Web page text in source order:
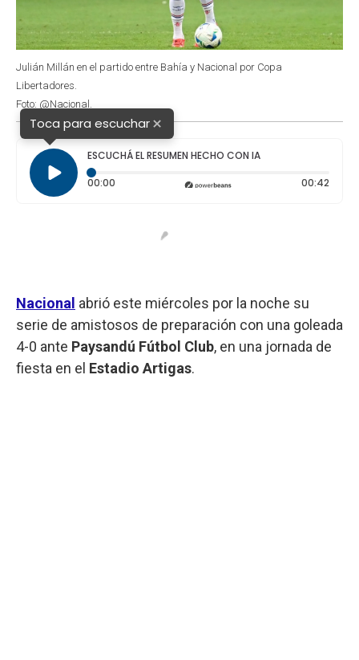
Julián Millán en el partido entre Bahía y Nacional por Copa
Libertadores.
Foto: @Nacional.
Toca para escuchar×
ESCUCHÁ EL RESUMEN HECHO CON IA
00:00 Tiempo transcurrido: 0 segundos 00:42
Nacional abrió este miércoles por la noche su
serie de amistosos de preparación con una goleada
4-0 ante Paysandú Fútbol Club, en una jornada de
fiesta en el Estadio Artigas.